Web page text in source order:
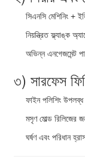
আমরা
সিএনসি মেশিনিং +
নিয়ন্ত্রিত ফ্ল্যাঙ্ক
অভিন্ন এনগেজমেন্ট
৩) সারফেস
ফাইন পলিশিং উপলব্ধ
মসৃণ মোল্ড রিলিজের
ঘর্ষণ এবং পরিধান